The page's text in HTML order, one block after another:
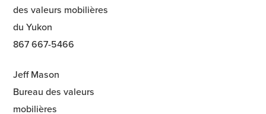
des valeurs mobilières
du Yukon
867 667-5466
Jeff Mason
Bureau des valeurs
mobilières